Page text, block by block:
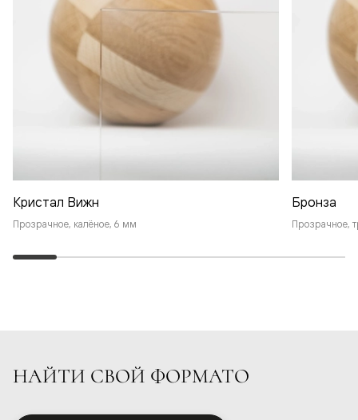
Кристал Вижн
Прозрачное, калёное, 6 мм
Бронза
Прозрачное,
НАЙТИ СВОЙ ФОРМАТО